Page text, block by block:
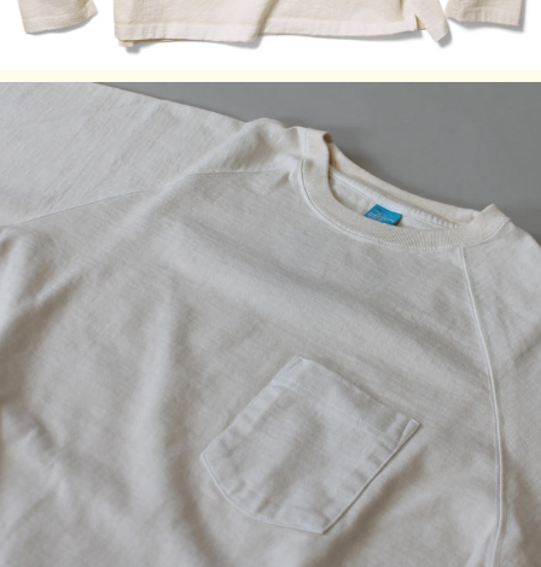
70
79.5
71.5 74
素材:100% Cotton / 9 oz Heavy Jersey
製品染め（反応染め）、製品染め（顔料染め）
※ご購入後、初めの数回は色落ちする事がありますので、単
品でのお洗濯をおすすめ致します。
ご注意事項
製品染め後に、洗濯、乾燥済みのため、最も縮んでいる状態
です。着用していくうちに詰まっている編み目が緩み、身体
に馴染んでいきます。
※製品染め商品の特性上、一点一点染め上がりのお色やサイ
ズに若干の誤差がございますので予めご了承ください。ま
た、独特のユーズド感のある表情、多少のゆがみや擦れ、縫
い目部分のしわ、編み地の筋やムラなどは製品の特徴です。
素材の持つ不均一感やラフ感をお楽しみください。
※顔料染めを用いた製品には袖や身頃の脇などに白線状の色
落ちが見られますが、生産過程において必ず生じるものとな
っており製品不良等ではありません。